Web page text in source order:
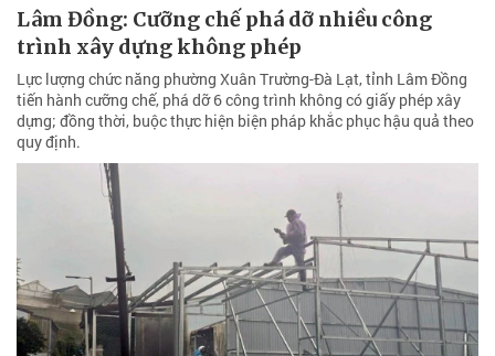
Lâm Đồng: Cưỡng chế phá dỡ nhiều công
trình xây dựng không phép
Lực lượng chức năng phường Xuân Trường-Đà Lạt, tỉnh Lâm Đồng
tiến hành cưỡng chế, phá dỡ 6 công trình không có giấy phép xây
dựng; đồng thời, buộc thực hiện biện pháp khắc phục hậu quả theo
quy định.